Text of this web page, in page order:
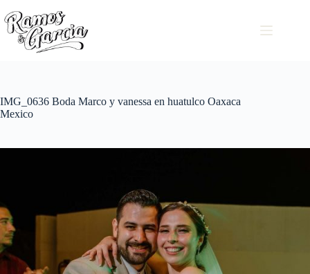
IMG_0636 Boda Marco y vanessa en huatulco Oaxaca
Mexico